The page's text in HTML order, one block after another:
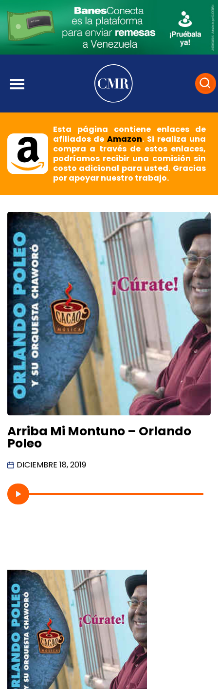
Esta página contiene enlaces de
afiliados deAmazon. Si realiza una
compra a través de estos enlaces,
podríamos recibir una comisión sin
costo adicional para usted. Gracias
por apoyar nuestro trabajo.
Arriba Mi Montuno – Orlando
Poleo
DICIEMBRE 18, 2019